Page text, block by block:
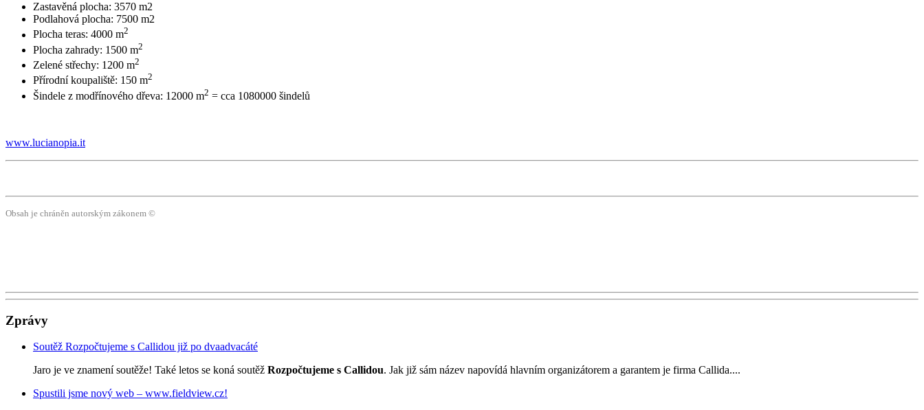
Zastavěná plocha: 3570 m2
Podlahová plocha: 7500 m2
Plocha teras: 4000 m2
Plocha zahrady: 1500 m2
Zelené střechy: 1200 m2
Přírodní koupaliště: 150 m2
Šindele z modřínového dřeva: 12000 m2 = cca 1080000 šindelů
www.lucianopia.it
Obsah je chráněn autorským zákonem ©
Zprávy
Soutěž Rozpočtujeme s Callidou již po dvaadvacáté
Jaro je ve znamení soutěže! Také letos se koná soutěž Rozpočtujeme s Callidou. Jak již sám název napovídá hlavním organizátorem a garantem je firma Callida....
Spustili jsme nový web – www.fieldview.cz!